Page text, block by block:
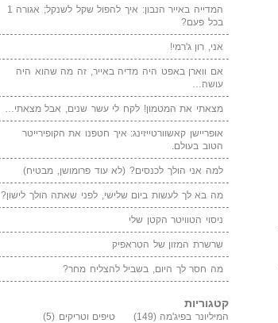
המדייה באייר הנבון: איך להפול שקל לשנקל; אגורה 1
בכל פעם?
אני, רון ג'רמי!
אם ווארן באפט היה מדיה באייר, זה מה שהוא היה
עושה…
מצאתי את המטמון! לקח לי עשר שנים, אבל מצאתי…
אופריישן קאשוורטייזינג: איך חטפנו את הקופירייטר
הטוב בעולם.
למה אני הולך לכנסים? (לא עוד פרומושן, מבטיח)
מה בא לך לעשות ביום שלישי, לפני שאתה הולך לישון?
ניסוי הטוויטר הקטן שלי
שרשרת המזון של הטראפיק
מה חסר לך היום, בשביל להצליח מחר?
קטגוריות
המיליונר בפיג'מה (149) טיפים וטריקים (5)